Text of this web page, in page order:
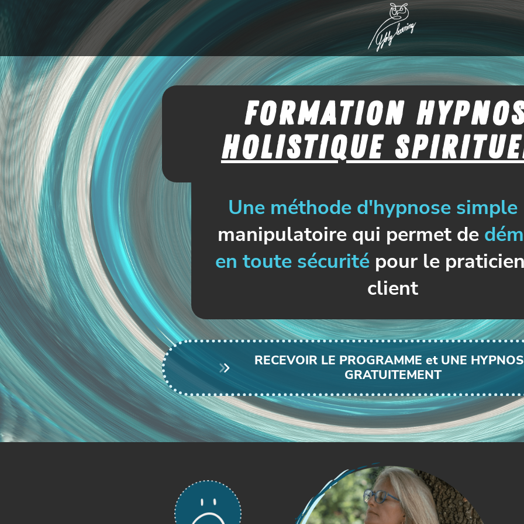
formation
holistique
Une méthode d'hypnose simple
manipulatoire qui permet de
en toute sécuritépour le
client
RECEVOIR LE PROGRAMME et UNE
GRATUITEMENT